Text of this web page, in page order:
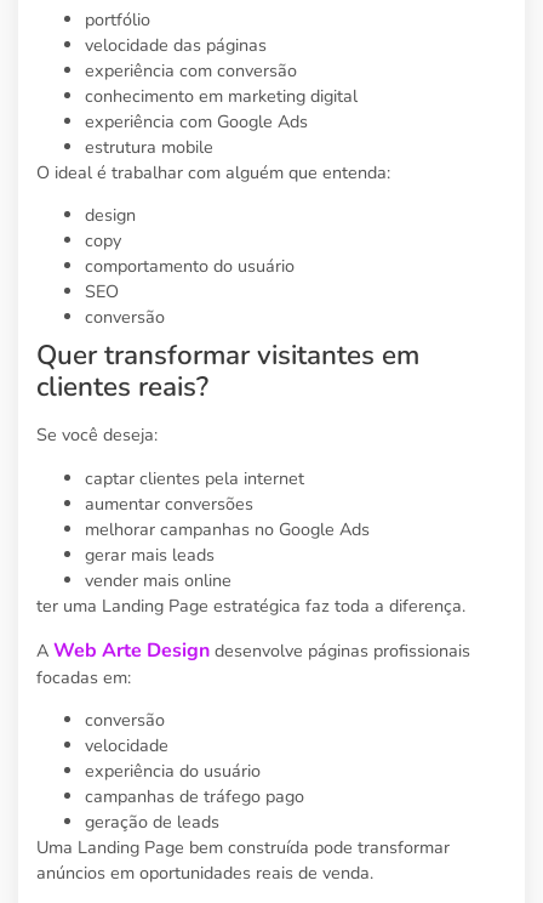
portfólio
velocidade das páginas
experiência com conversão
conhecimento em marketing digital
experiência com Google Ads
estrutura mobile
O ideal é trabalhar com alguém que entenda:
design
copy
comportamento do usuário
SEO
conversão
Quer transformar visitantes em
clientes reais?
Se você deseja:
captar clientes pela internet
aumentar conversões
melhorar campanhas no Google Ads
gerar mais leads
vender mais online
ter uma Landing Page estratégica faz toda a diferença.
A Web Arte Design desenvolve páginas profissionais
focadas em:
conversão
velocidade
experiência do usuário
campanhas de tráfego pago
geração de leads
Uma Landing Page bem construída pode transformar
anúncios em oportunidades reais de venda.